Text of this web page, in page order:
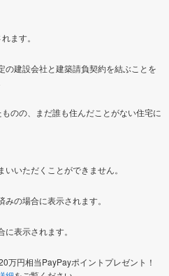
ます。
の建設会社と建築請負契約を結ぶことを
のの、まだ誰も住んだことがない住宅に
いただくことができません。
の場合に表示されます。
表示されます。
万円相当PayPayポイントプレゼント！